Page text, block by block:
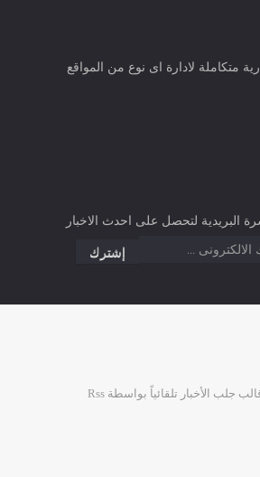
متكاملة لادارة اى نوع من المواقع
البريدية لتحصل على احدث الاخبار